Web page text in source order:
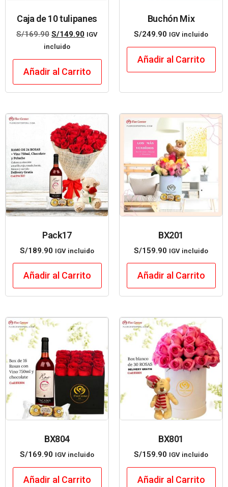
Caja de 10 tulipanes
S/169.90 S/149.90 IGV
incluido
Añadir al Carrito
Buchón Mix
S/249.90 IGV incluido
Añadir al Carrito
Pack17
S/189.90 IGV incluido
Añadir al Carrito
BX201
S/159.90 IGV incluido
Añadir al Carrito
BX804
S/169.90 IGV incluido
Añadir al Carrito
BX801
S/159.90 IGV incluido
Añadir al Carrito